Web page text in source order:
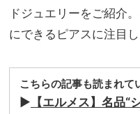
ドジュエリーをご紹介
にできるピアスに注目し
こちらの記事も読まれて
▶ 【エルメス】名品“